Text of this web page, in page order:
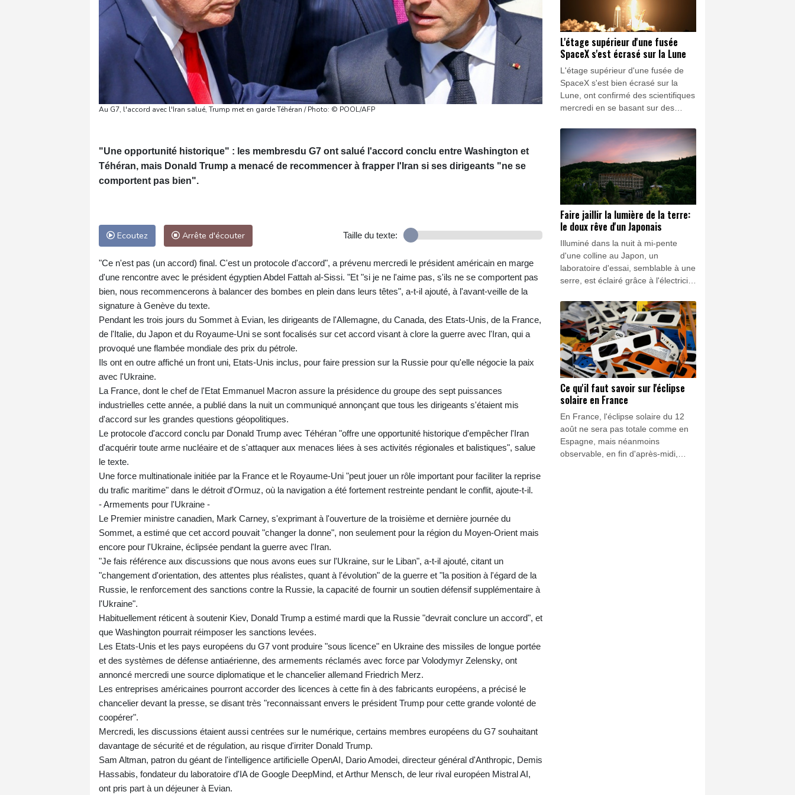
Au G7, l'accord avec l'Iran salué, Trump met en garde Téhéran / Photo: © POOL/AFP
"Une opportunité historique" : les membresdu G7 ont salué l'accord conclu entre Washington et
Téhéran, mais Donald Trump a menacé de recommencer à frapper l'Iran si ses dirigeants "ne se
comportent pas bien".
Ecoutez Arrête d'écouter Taille du texte:
"Ce n'est pas (un accord) final. C'est un protocole d'accord", a prévenu mercredi le président américain en marge
d'une rencontre avec le président égyptien Abdel Fattah al-Sissi. "Et "si je ne l'aime pas, s'ils ne se comportent pas
bien, nous recommencerons à balancer des bombes en plein dans leurs têtes", a-t-il ajouté, à l'avant-veille de la
signature à Genève du texte.
Pendant les trois jours du Sommet à Evian, les dirigeants de l'Allemagne, du Canada, des Etats-Unis, de la France,
de l'Italie, du Japon et du Royaume-Uni se sont focalisés sur cet accord visant à clore la guerre avec l'Iran, qui a
provoqué une flambée mondiale des prix du pétrole.
Ils ont en outre affiché un front uni, Etats-Unis inclus, pour faire pression sur la Russie pour qu'elle négocie la paix
avec l'Ukraine.
La France, dont le chef de l'Etat Emmanuel Macron assure la présidence du groupe des sept puissances
industrielles cette année, a publié dans la nuit un communiqué annonçant que tous les dirigeants s'étaient mis
d'accord sur les grandes questions géopolitiques.
Le protocole d'accord conclu par Donald Trump avec Téhéran "offre une opportunité historique d'empêcher l'Iran
d'acquérir toute arme nucléaire et de s'attaquer aux menaces liées à ses activités régionales et balistiques", salue
le texte.
Une force multinationale initiée par la France et le Royaume-Uni "peut jouer un rôle important pour faciliter la reprise
du trafic maritime" dans le détroit d'Ormuz, où la navigation a été fortement restreinte pendant le conflit, ajoute-t-il.
- Armements pour l'Ukraine -
Le Premier ministre canadien, Mark Carney, s'exprimant à l'ouverture de la troisième et dernière journée du
Sommet, a estimé que cet accord pouvait "changer la donne", non seulement pour la région du Moyen-Orient mais
encore pour l'Ukraine, éclipsée pendant la guerre avec l'Iran.
"Je fais référence aux discussions que nous avons eues sur l'Ukraine, sur le Liban", a-t-il ajouté, citant un
"changement d'orientation, des attentes plus réalistes, quant à l'évolution" de la guerre et "la position à l'égard de la
Russie, le renforcement des sanctions contre la Russie, la capacité de fournir un soutien défensif supplémentaire à
l'Ukraine".
Habituellement réticent à soutenir Kiev, Donald Trump a estimé mardi que la Russie "devrait conclure un accord", et
que Washington pourrait réimposer les sanctions levées.
Les Etats-Unis et les pays européens du G7 vont produire "sous licence" en Ukraine des missiles de longue portée
et des systèmes de défense antiaérienne, des armements réclamés avec force par Volodymyr Zelensky, ont
annoncé mercredi une source diplomatique et le chancelier allemand Friedrich Merz.
Les entreprises américaines pourront accorder des licences à cette fin à des fabricants européens, a précisé le
chancelier devant la presse, se disant très "reconnaissant envers le président Trump pour cette grande volonté de
coopérer".
Mercredi, les discussions étaient aussi centrées sur le numérique, certains membres européens du G7 souhaitant
davantage de sécurité et de régulation, au risque d'irriter Donald Trump.
Sam Altman, patron du géant de l'intelligence artificielle OpenAI, Dario Amodei, directeur général d'Anthropic, Demis
Hassabis, fondateur du laboratoire d'IA de Google DeepMind, et Arthur Mensch, de leur rival européen Mistral AI,
ont pris part à un déjeuner à Evian.
"sans fondement".
L'étage supérieur d'une fusée
SpaceX s'est écrasé sur la Lune
L'étage supérieur d'une fusée de
SpaceX s'est bien écrasé sur la
Lune, ont confirmé des scientifiques
mercredi en se basant sur des
télescope au Chili qui a capté des
preuves d'un nuage de débris.
Faire jaillir la lumière de la terre:
le doux rêve d'un Japonais
Illuminé dans la nuit à mi-pente
d'une colline au Japon, un
laboratoire d'essai, semblable à une
serre, est éclairé grâce à l'électricité
remplies de terre et de compost.
Ce qu'il faut savoir sur l'éclipse
solaire en France
En France, l'éclipse solaire du 12
août ne sera pas totale comme en
Espagne, mais néanmoins
observable, en fin d'après-midi,